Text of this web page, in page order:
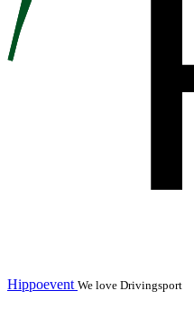
Hippoevent We love Drivingsport